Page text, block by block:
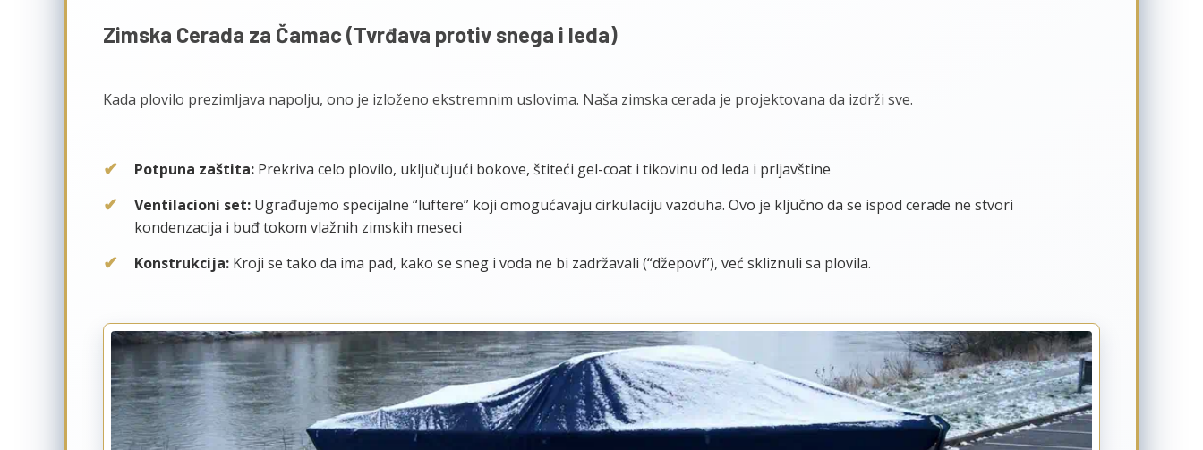
Zimska Cerada za Čamac (Tvrđava protiv snega i leda)
Kada plovilo prezimljava napolju, ono je izloženo ekstremnim uslovima. Naša zimska cerada je projektovana da izdrži sve.
Potpuna zaštita: Prekriva celo plovilo, uključujući bokove, štiteći gel-coat i tikovinu od leda i prljavštine
Ventilacioni set: Ugrađujemo specijalne “luftere” koji omogućavaju cirkulaciju vazduha. Ovo je ključno da se ispod cerade ne stvori
kondenzacija i buđ tokom vlažnih zimskih meseci
Konstrukcija: Kroji se tako da ima pad, kako se sneg i voda ne bi zadržavali (“džepovi”), već skliznuli sa plovila.